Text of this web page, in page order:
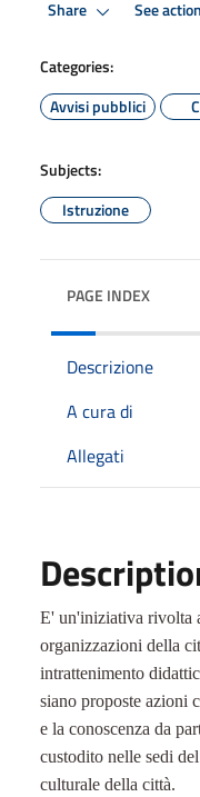
Share See
Categories:
Avvisi pubblici
Subjects:
Istruzione
PAGE INDEX
Descrizione
A cura di
Allegati
E' un'iniziativa rivolta
organizzazioni della
intrattenimento
siano proposte azioni
e la conoscenza da
custodito nelle sedi
culturale della città.